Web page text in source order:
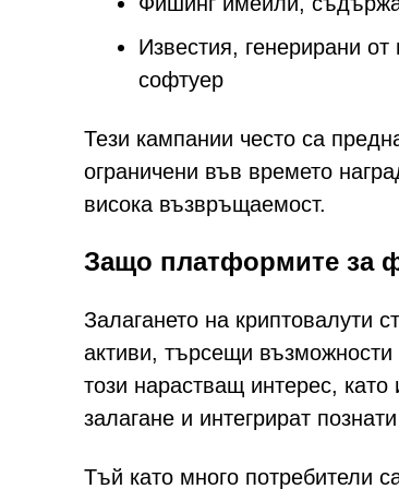
Известия, генерирани
софтуер
Тези кампании често са
ограничени във времето
висока възвръщаемост.
Защо платформите за
Залагането на криптовалути
активи, търсещи
този нарастващ интерес,
залагане и интегрират
Тъй като много потребители